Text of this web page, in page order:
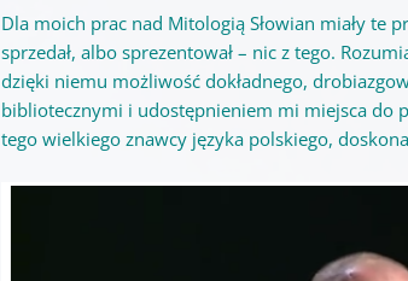
Dla moich prac nad Mitologią Słowian miały te
sprzedał, albo sprezentował – nic z tego.
dzięki niemu możliwość dokładnego,
bibliotecznymi i udostępnieniem mi miejsca do
tego wielkiego znawcy języka polskiego,